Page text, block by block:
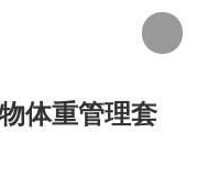
体重管理套